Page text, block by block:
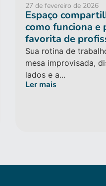
27 de fevereiro de 2026
Espaço
como funciona e
favorita de
Sua rotina de
mesa improvisada,
lados e a...
Ler mais